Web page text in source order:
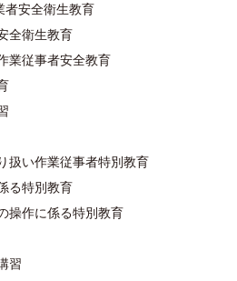
者安全衛生教育
全衛生教育
業従事者安全教育
扱い作業従事者特別教育
る特別教育
操作に係る特別教育
習